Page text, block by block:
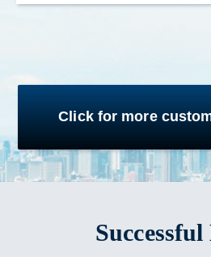
Click for more
Successful